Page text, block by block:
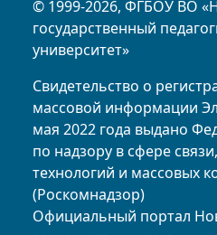
© 1999-2026, ФГБОУ ВО
государственный
университет»
Свидетельство о
массовой информации
мая 2022 года выдано
по надзору в сфере
технологий и массовых
(Роскомнадзор)
Официальный портал